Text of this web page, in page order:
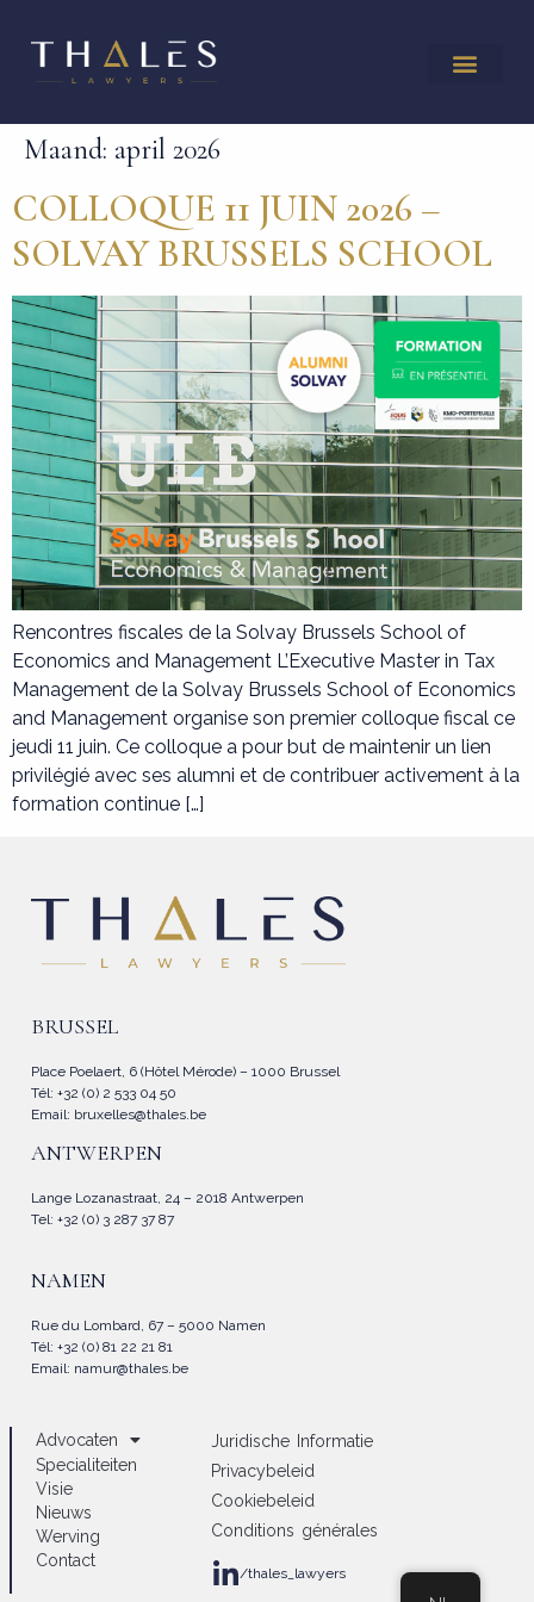
Maand: april 2026
COLLOQUE 11 JUIN 2026 –
SOLVAY BRUSSELS SCHOOL
Rencontres fiscales de la Solvay Brussels School of
Economics and Management L’Executive Master in Tax
Management de la Solvay Brussels School of Economics
and Management organise son premier colloque fiscal ce
jeudi 11 juin. Ce colloque a pour but de maintenir un lien
privilégié avec ses alumni et de contribuer activement à la
formation continue […]
BRUSSEL
Place Poelaert, 6 (Hôtel Mérode) – 1000 Brussel
Tél: +32 (0) 2 533 04 50
Email: bruxelles@thales.be
ANTWERPEN
Lange Lozanastraat, 24 – 2018 Antwerpen
Tel: +32 (0) 3 287 37 87
NAMEN
Rue du Lombard, 67 – 5000 Namen
Tél: +32 (0) 81 22 21 81
Email: namur@thales.be
Advocaten
Specialiteiten
Visie
Nieuws
Werving
Contact
Juridische Informatie
Privacybeleid
Cookiebeleid
Conditions générales
/thales_lawyers